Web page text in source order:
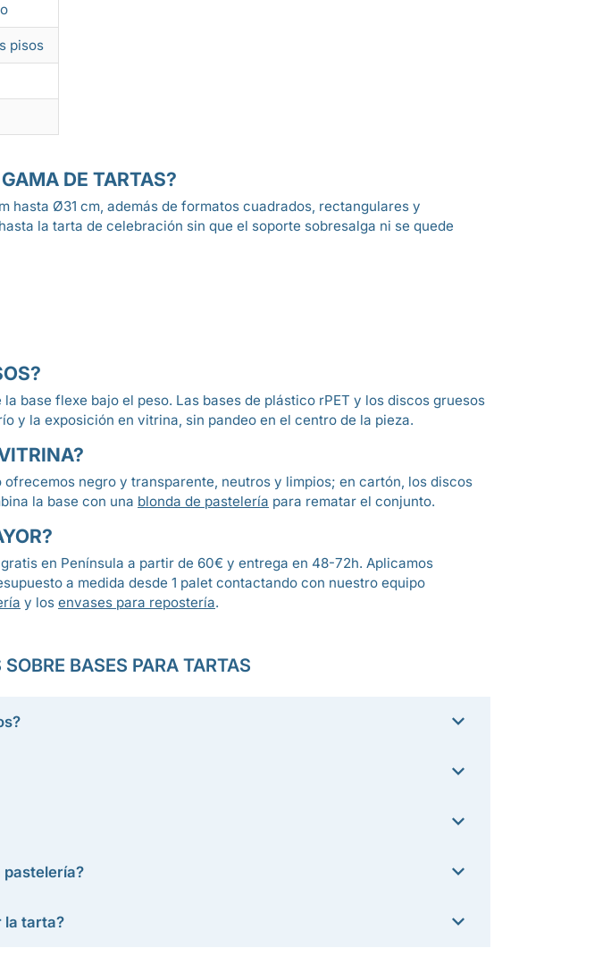
pisos
DE TARTAS?
hasta Ø31 cm, además de formatos cuadrados, rectangulares y
la tarta de celebración sin que el soporte sobresalga ni se quede
base flexe bajo el peso. Las bases de plástico rPET y los discos gruesos
y la exposición en vitrina, sin pandeo en el centro de la pieza.
negro y transparente, neutros y limpios; en cartón, los discos
la base con una blonda de pastelería para rematar el conjunto.
en Península a partir de 60€ y entrega en 48-72h. Aplicamos
a medida desde 1 palet contactando con nuestro equipo
y los envases para repostería.
BASES PARA TARTAS
pastelería?
la tarta?